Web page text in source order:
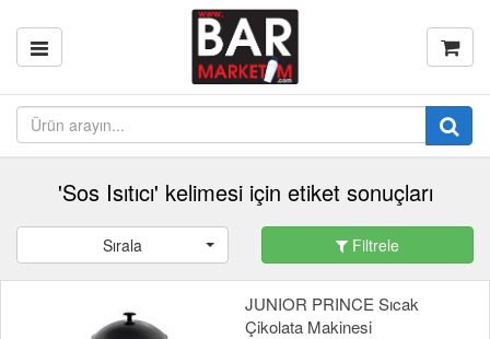
'Sos Isıtıcı' kelimesi için etiket sonuçları
Sırala Filtrele
JUNIOR PRINCE Sıcak
Çikolata Makinesi